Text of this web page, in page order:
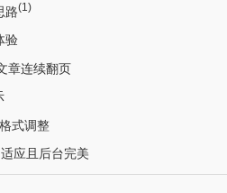
路(1)
验
章连续翻页
式调整
应且后台完美